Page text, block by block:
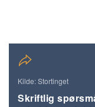
Kilde: Stortinget
Skriftlig